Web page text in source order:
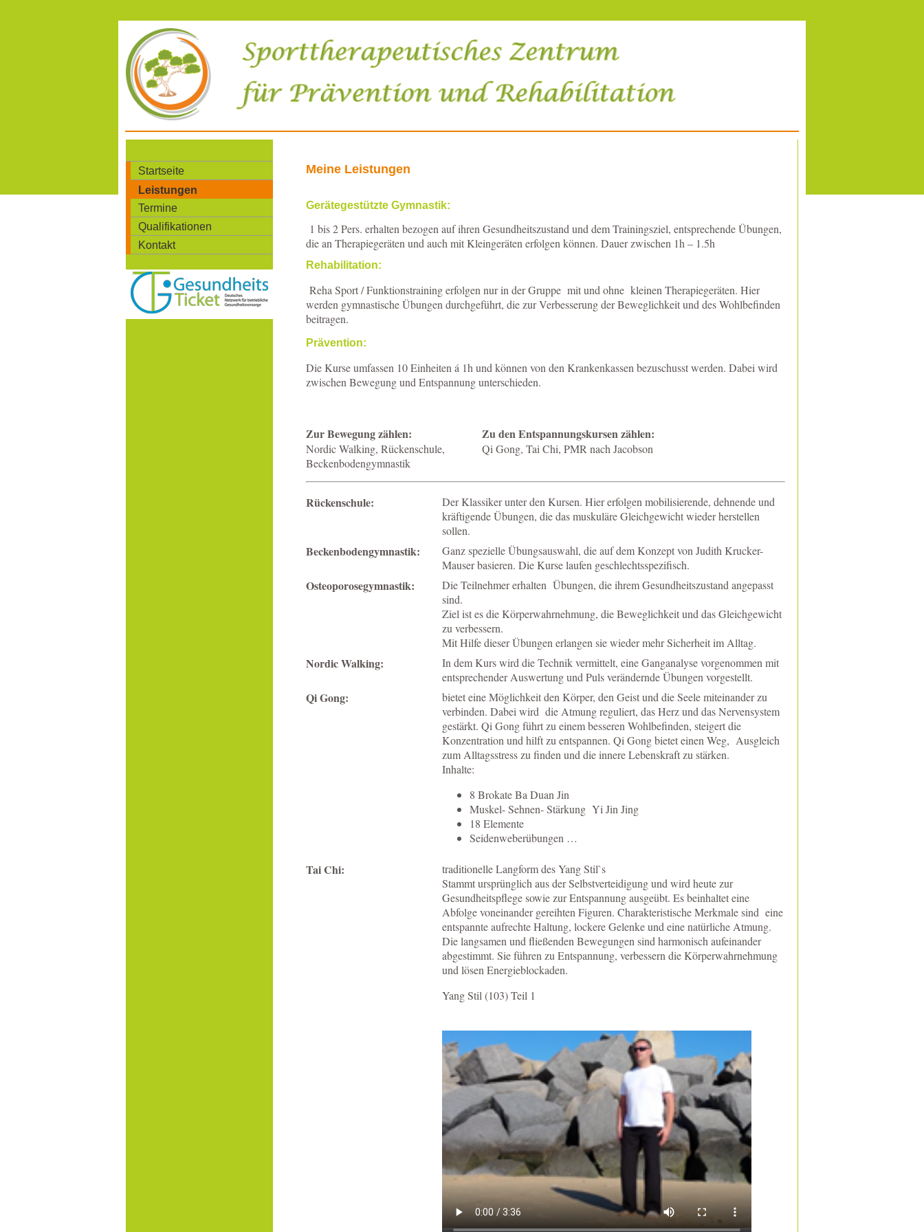
Startseite
Leistungen
Termine
Qualifikationen
Kontakt
Meine Leistungen
Gerätegestützte Gymnastik:
1 bis 2 Pers. erhalten bezogen auf ihren Gesundheitszustand und dem Trainingsziel, entsprechende Übungen,
die an Therapiegeräten und auch mit Kleingeräten erfolgen können. Dauer zwischen 1h – 1.5h
Rehabilitation:
Reha Sport / Funktionstraining erfolgen nur in der Gruppe mit und ohne kleinen Therapiegeräten. Hier
werden gymnastische Übungen durchgeführt, die zur Verbesserung der Beweglichkeit und des Wohlbefinden
beitragen.
Prävention:
Die Kurse umfassen 10 Einheiten á 1h und können von den Krankenkassen bezuschusst werden. Dabei wird
zwischen Bewegung und Entspannung unterschieden.
Zur Bewegung zählen:
Nordic Walking, Rückenschule,
Beckenbodengymnastik
Zu den Entspannungskursen zählen:
Qi Gong, Tai Chi, PMR nach Jacobson
Rückenschule:
Der Klassiker unter den Kursen. Hier erfolgen mobilisierende, dehnende und
kräftigende Übungen, die das muskuläre Gleichgewicht wieder herstellen
sollen.
Beckenbodengymnastik:
Ganz spezielle Übungsauswahl, die auf dem Konzept von Judith Krucker-
Mauser basieren. Die Kurse laufen geschlechtsspezifisch.
Osteoporosegymnastik:
Die Teilnehmer erhalten Übungen, die ihrem Gesundheitszustand angepasst
sind.
Ziel ist es die Körperwahrnehmung, die Beweglichkeit und das Gleichgewicht
zu verbessern.
Mit Hilfe dieser Übungen erlangen sie wieder mehr Sicherheit im Alltag.
Nordic Walking:
In dem Kurs wird die Technik vermittelt, eine Ganganalyse vorgenommen mit
entsprechender Auswertung und Puls verändernde Übungen vorgestellt.
Qi Gong:
bietet eine Möglichkeit den Körper, den Geist und die Seele miteinander zu
verbinden. Dabei wird die Atmung reguliert, das Herz und das Nervensystem
gestärkt. Qi Gong führt zu einem besseren Wohlbefinden, steigert die
Konzentration und hilft zu entspannen. Qi Gong bietet einen Weg, Ausgleich
zum Alltagsstress zu finden und die innere Lebenskraft zu stärken.
Inhalte:
8 Brokate Ba Duan Jin
Muskel- Sehnen- Stärkung Yi Jin Jing
18 Elemente
Seidenweberübungen …
Tai Chi:
traditionelle Langform des Yang Stil`s
Stammt ursprünglich aus der Selbstverteidigung und wird heute zur
Gesundheitspflege sowie zur Entspannung ausgeübt. Es beinhaltet eine
Abfolge voneinander gereihten Figuren. Charakteristische Merkmale sind eine
entspannte aufrechte Haltung, lockere Gelenke und eine natürliche Atmung.
Die langsamen und fließenden Bewegungen sind harmonisch aufeinander
abgestimmt. Sie führen zu Entspannung, verbessern die Körperwahrnehmung
und lösen Energieblockaden.
Yang Stil (103) Teil 1